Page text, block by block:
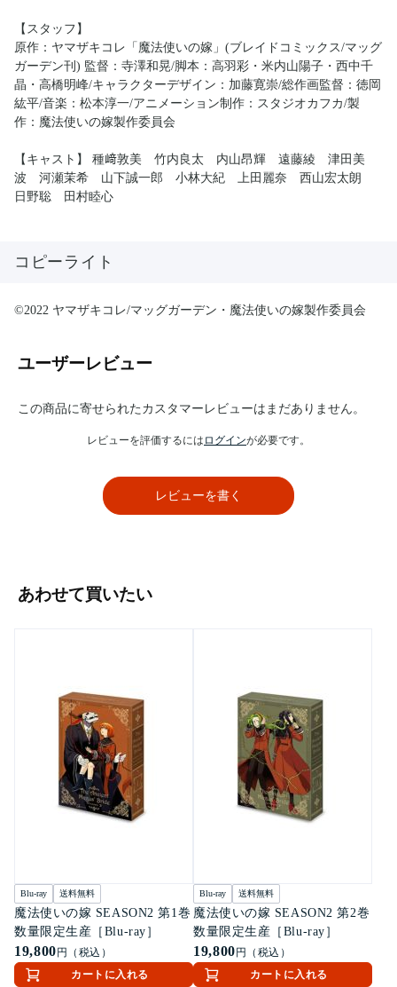
【スタッフ】
原作：ヤマザキコレ「魔法使いの嫁」(ブレイドコミックス/マッグ
ガーデン刊) 監督：寺澤和晃/脚本：高羽彩・米内山陽子・西中千
晶・高橋明峰/キャラクターデザイン：加藤寛崇/総作画監督：徳岡
紘平/音楽：松本淳一/アニメーション制作：スタジオカフカ/製
作：魔法使いの嫁製作委員会
【キャスト】 種﨑敦美 竹内良太 内山昂輝 遠藤綾 津田美
波 河瀬茉希 山下誠一郎 小林大紀 上田麗奈 西山宏太朗
日野聡 田村睦心
コピーライト
©2022 ヤマザキコレ/マッグガーデン・魔法使いの嫁製作委員会
ユーザーレビュー
この商品に寄せられたカスタマーレビューはまだありません。
レビューを評価するには ログインが必要です。
レビューを書く
あわせて買いたい
Blu-ray 送料無料
魔法使いの嫁 SEASON2 第1巻
数量限定生産［Blu-ray］
19,800 円（税込）
カートに入れる
Blu-ray 送料無料
魔法使いの嫁 SEASON2 第2巻
数量限定生産［Blu-ray］
19,800 円（税込）
カートに入れる